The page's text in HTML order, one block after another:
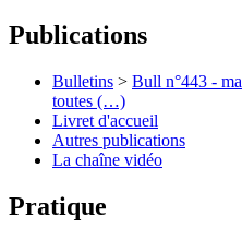
Publications
Bulletins > Bull n°443 -
toutes (…)
Livret d'accueil
Autres publications
La chaîne vidéo
Pratique